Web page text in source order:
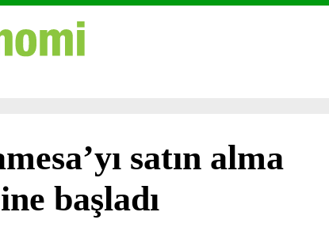
satın alma
başladı